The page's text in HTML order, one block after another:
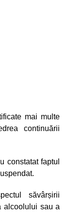
mai multe
continuării
constatat faptul
săvârșirii
alcoolului sau a